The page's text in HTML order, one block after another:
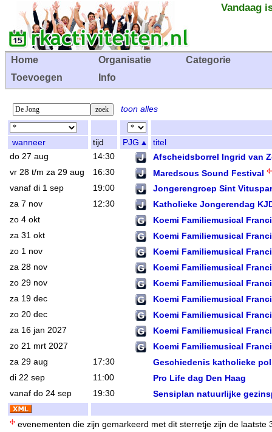
Vandaag
Home Organisatie
Categorie
Toevoegen
Info
toon alles
wanneer tijd PJG
titel
do 27 aug
14:30 Afscheidsborrel Ingrid van
vr 28 t/m za 29 aug 16:30 Maredsous Sound Festival
vanaf di 1 sep 19:00 Jongerengroep Sint
za 7 nov 12:30 Katholieke Jongerendag
zo 4 okt Koemi Familiemusical
za 31 okt Koemi Familiemusical
zo 1 nov Koemi Familiemusical
za 28 nov Koemi Familiemusical
zo 29 nov Koemi Familiemusical
za 19 dec Koemi Familiemusical
zo 20 dec Koemi Familiemusical
za 16 jan 2027 Koemi Familiemusical
zo 21 mrt 2027 Koemi Familiemusical
za 29 aug 17:30 Geschiedenis katholieke
di 22 sep 11:00 Pro Life dag Den Haag
vanaf do 24 sep 19:30 Sensiplan natuurlijke
evenementen die zijn gemarkeerd met dit sterretje zijn de laatste